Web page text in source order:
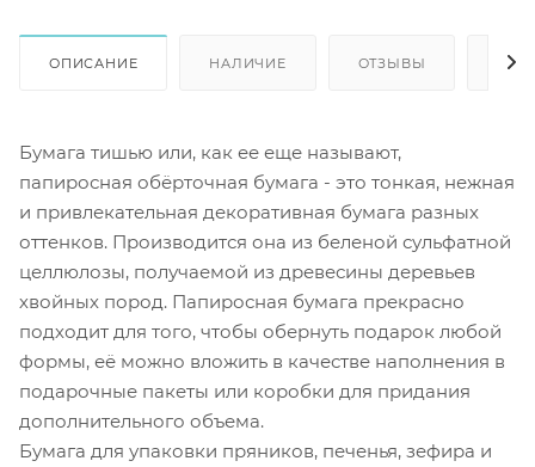
ОПИСАНИЕ НАЛИЧИЕ ОТЗЫВЫ
Бумага тишью или, как ее еще называют,
папиросная обёрточная бумага - это тонкая, нежная
и привлекательная декоративная бумага разных
оттенков. Производится она из беленой сульфатной
целлюлозы, получаемой из древесины деревьев
хвойных пород. Папиросная бумага прекрасно
подходит для того, чтобы обернуть подарок любой
формы, её можно вложить в качестве наполнения в
подарочные пакеты или коробки для придания
дополнительного объема.
Бумага для упаковки пряников, печенья, зефира и